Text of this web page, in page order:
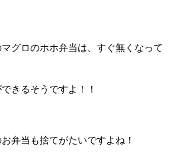
グロのホホ弁当は、すぐ無くなって
きるそうですよ！！
弁当も捨てがたいですよね！